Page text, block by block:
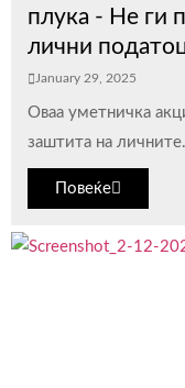
плука - Не ги
лични
January 29, 2025
Оваа уметничка
заштита на
Повеќе